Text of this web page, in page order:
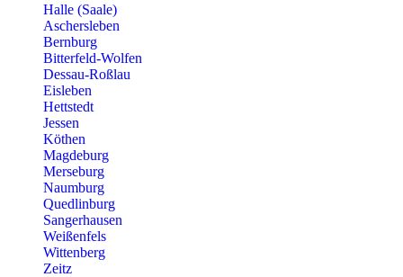
Halle (Saale)
Aschersleben
Bernburg
Bitterfeld-Wolfen
Dessau-Roßlau
Eisleben
Hettstedt
Jessen
Köthen
Magdeburg
Merseburg
Naumburg
Quedlinburg
Sangerhausen
Weißenfels
Wittenberg
Zeitz